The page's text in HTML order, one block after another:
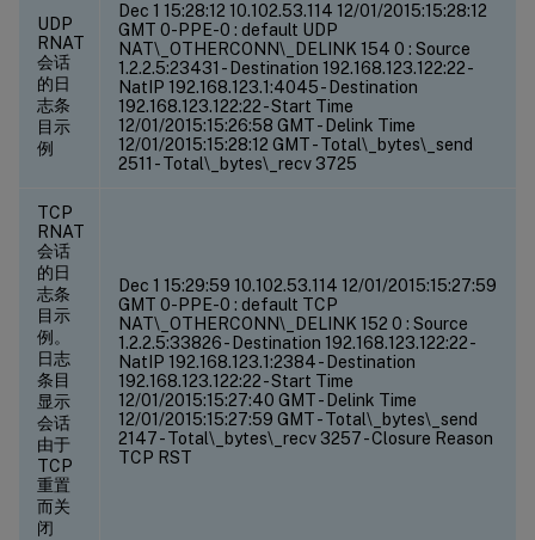
UDP
RNAT
会话
的日
志条
目示
例
Dec 1 15:28:12 10.102.53.114 12/01/2015:15:28:12
GMT 0-PPE-0 : default UDP
NAT\_OTHERCONN\_DELINK 154 0 : Source
1.2.2.5:23431 - Destination 192.168.123.122:22 -
NatIP 192.168.123.1:4045 - Destination
192.168.123.122:22 - Start Time
12/01/2015:15:26:58 GMT - Delink Time
12/01/2015:15:28:12 GMT - Total\_bytes\_send
2511 - Total\_bytes\_recv 3725
TCP
RNAT
会话
的日
志条
目示
例。
日志
条目
显示
会话
由于
TCP
重置
而关
闭
Dec 1 15:29:59 10.102.53.114 12/01/2015:15:27:59
GMT 0-PPE-0 : default TCP
NAT\_OTHERCONN\_DELINK 152 0 : Source
1.2.2.5:33826 - Destination 192.168.123.122:22 -
NatIP 192.168.123.1:2384 - Destination
192.168.123.122:22 - Start Time
12/01/2015:15:27:40 GMT - Delink Time
12/01/2015:15:27:59 GMT - Total\_bytes\_send
2147 - Total\_bytes\_recv 3257 - Closure Reason
TCP RST